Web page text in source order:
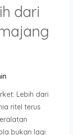
dari
Lebih dari
ritel terus
bukan lagi